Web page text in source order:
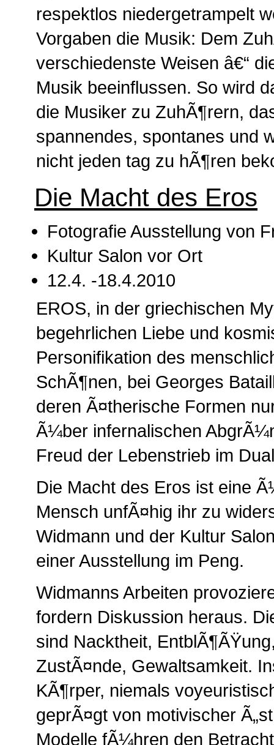
respektlos niedergetrampelt
Vorgaben die Musik: Dem
verschiedenste Weisen â€“
Musik beeinflussen. So wird
die Musiker zu ZuhÃ¶rern,
spannendes, spontanes und
nicht jeden tag zu hÃ¶ren
Die Macht des Eros
Fotografie Ausstellung von
Kultur Salon vor Ort
12.4. -18.4.2010
EROS, in der griechischen
begehrlichen Liebe und
Personifikation des
SchÃ¶nen, bei Georges
deren Ã¤therische Formen
Ã¼ber infernalischen
Freud der Lebenstrieb im
Die Macht des Eros ist eine
Mensch unfÃ¤hig ihr zu
Widmann und der Kultur
einer Ausstellung im Peng.
Widmanns Arbeiten
fordern Diskussion heraus.
sind Nacktheit,
ZustÃ¤nde, Gewaltsamkeit.
KÃ¶rper, niemals
geprÃ¤gt von motivischer
Modelle fÃ¼hren den